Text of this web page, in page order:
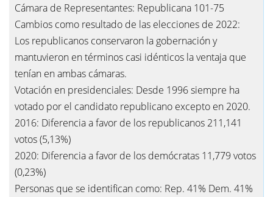
Cámara de Representantes: Republicana 101-75
Cambios como resultado de las elecciones de 2022:
Los republicanos conservaron la gobernación y
mantuvieron en términos casi idénticos la ventaja que
tenían en ambas cámaras.
Votación en presidenciales: Desde 1996 siempre ha
votado por el candidato republicano excepto en 2020.
2016: Diferencia a favor de los republicanos 211,141
votos (5,13%)
2020: Diferencia a favor de los demócratas 11,779 votos
(0,23%)
Personas que se identifican como: Rep. 41% Dem. 41%